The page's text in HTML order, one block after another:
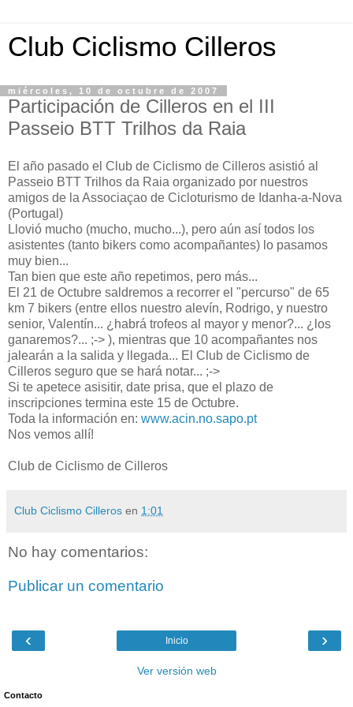
Club Ciclismo Cilleros
miércoles, 10 de octubre de 2007
Participación de Cilleros en el III
Passeio BTT Trilhos da Raia
El año pasado el Club de Ciclismo de Cilleros asistió al
Passeio BTT Trilhos da Raia organizado por nuestros
amigos de la Associaçao de Cicloturismo de Idanha-a-Nova
(Portugal)
Llovió mucho (mucho, mucho...), pero aún así todos los
asistentes (tanto bikers como acompañantes) lo pasamos
muy bien...
Tan bien que este año repetimos, pero más...
El 21 de Octubre saldremos a recorrer el "percurso" de 65
km 7 bikers (entre ellos nuestro alevín, Rodrigo, y nuestro
senior, Valentín... ¿habrá trofeos al mayor y menor?... ¿los
ganaremos?... ;-> ), mientras que 10 acompañantes nos
jalearán a la salida y llegada... El Club de Ciclismo de
Cilleros seguro que se hará notar... ;->
Si te apetece asisitir, date prisa, que el plazo de
inscripciones termina este 15 de Octubre.
Toda la información en: www.acin.no.sapo.pt
Nos vemos allí!
Club de Ciclismo de Cilleros
Club Ciclismo Cilleros en 1:01
No hay comentarios:
Publicar un comentario
‹ ›
Inicio
Ver versión web
Contacto